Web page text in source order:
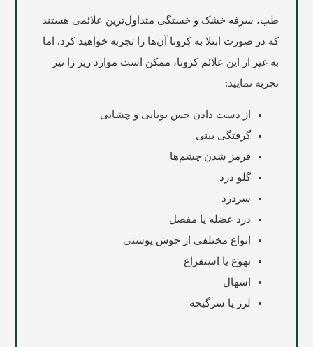
طب، سرفه خشک و خستگی متداول‌ترین علائمی هستند
که در صورت ابتلا به کرونا آن‌ها را تجربه خواهید کرد. اما
به غیر از این علائم کرونا، ممکن است موارد زیر را نیز
تجربه نمایید:
از دست دادن حس بویایی و چشایی
گرفتگی بینی
قرمز شدن چشم‌ها
گلو درد
سردرد
درد عضله یا مفصل
انواع مختلفی از جوش پوستی
تهوع یا استفراغ
اسهال
لرز یا سرگیجه